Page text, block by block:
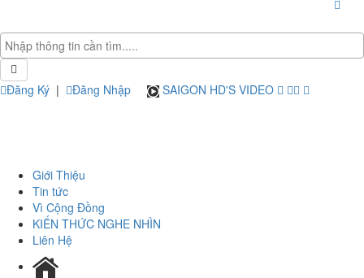
Đăng Ký | Đăng Nhập SAIGON HD'S VIDEO
Giới Thiệu
Tin tức
Vì Cộng Đồng
KIẾN THỨC NGHE NHÌN
Liên Hệ